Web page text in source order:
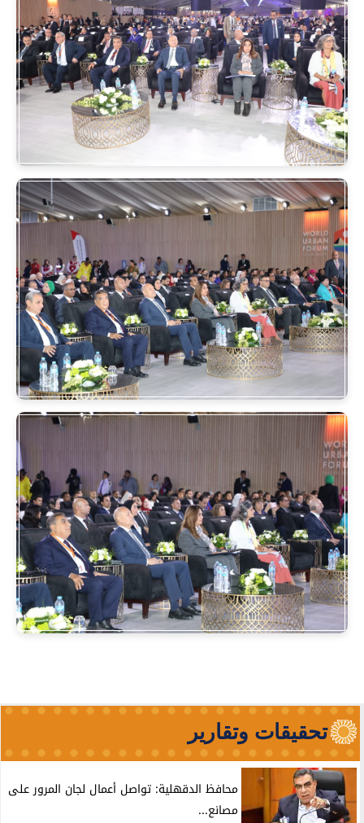
تحقيقات وتقارير
محافظ الدقهلية: تواصل أعمال لجان المرور على
مصانع...